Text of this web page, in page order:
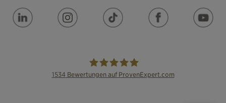
1534 Bewertungen auf ProvenExpert.com